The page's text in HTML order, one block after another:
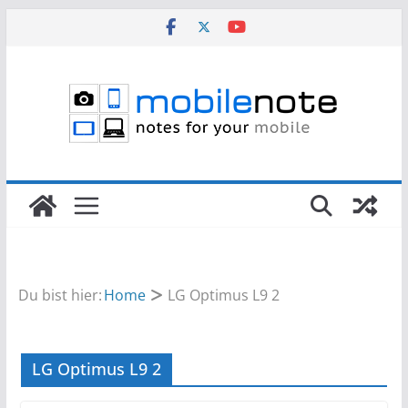
Du bist hier:Home LG Optimus L9 2
LG Optimus L9 2